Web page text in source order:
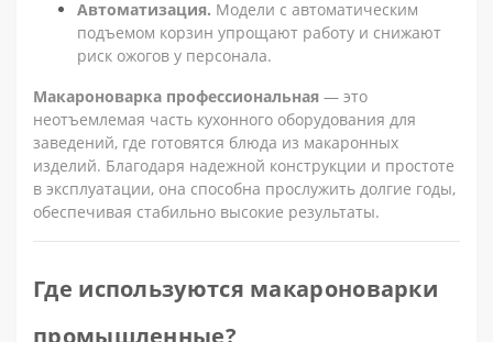
Автоматизация. Модели с автоматическим
подъемом корзин упрощают работу и снижают
риск ожогов у персонала.
Макароноварка профессиональная — это
неотъемлемая часть кухонного оборудования для
заведений, где готовятся блюда из макаронных
изделий. Благодаря надежной конструкции и простоте
в эксплуатации, она способна прослужить долгие годы,
обеспечивая стабильно высокие результаты.
Где используются макароноварки
промышленные?